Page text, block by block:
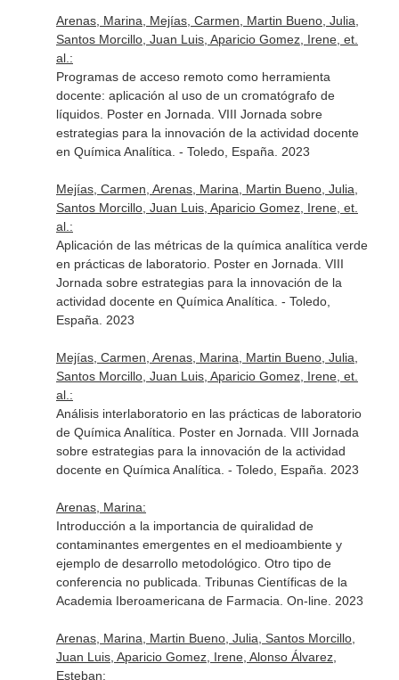
Arenas, Marina, Mejías, Carmen, Martin Bueno, Julia,
Santos Morcillo, Juan Luis, Aparicio Gomez, Irene, et.
al.:
Programas de acceso remoto como herramienta
docente: aplicación al uso de un cromatógrafo de
líquidos. Poster en Jornada. VIII Jornada sobre
estrategias para la innovación de la actividad docente
en Química Analítica. - Toledo, España. 2023
Mejías, Carmen, Arenas, Marina, Martin Bueno, Julia,
Santos Morcillo, Juan Luis, Aparicio Gomez, Irene, et.
al.:
Aplicación de las métricas de la química analítica verde
en prácticas de laboratorio. Poster en Jornada. VIII
Jornada sobre estrategias para la innovación de la
actividad docente en Química Analítica. - Toledo,
España. 2023
Mejías, Carmen, Arenas, Marina, Martin Bueno, Julia,
Santos Morcillo, Juan Luis, Aparicio Gomez, Irene, et.
al.:
Análisis interlaboratorio en las prácticas de laboratorio
de Química Analítica. Poster en Jornada. VIII Jornada
sobre estrategias para la innovación de la actividad
docente en Química Analítica. - Toledo, España. 2023
Arenas, Marina:
Introducción a la importancia de quiralidad de
contaminantes emergentes en el medioambiente y
ejemplo de desarrollo metodológico. Otro tipo de
conferencia no publicada. Tribunas Científicas de la
Academia Iberoamericana de Farmacia. On-line. 2023
Arenas, Marina, Martin Bueno, Julia, Santos Morcillo,
Juan Luis, Aparicio Gomez, Irene, Alonso Álvarez,
Esteban: